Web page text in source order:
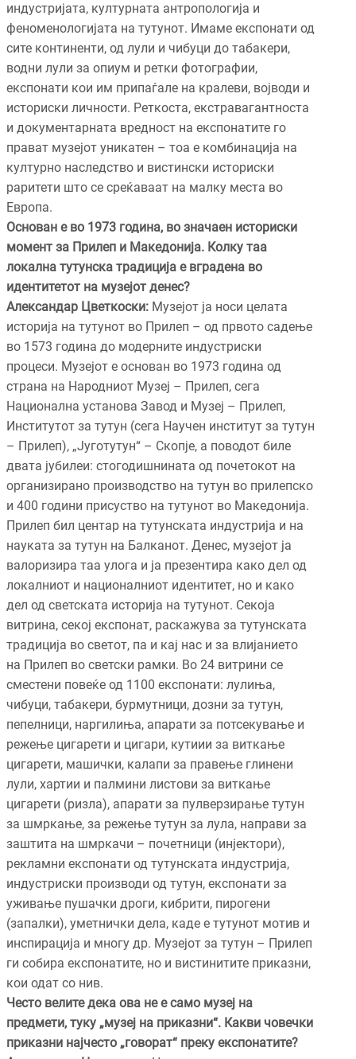
индустријата, културната антропологија и
феноменологијата на тутунот. Имаме експонати од
сите континенти, од лули и чибуци до табакери,
водни лули за опиум и ретки фотографии,
експонати кои им припаѓале на кралеви, војводи и
историски личности. Реткоста, екстравагантноста
и документарната вредност на експонатите го
прават музејот уникатен – тоа е комбинација на
културно наследство и вистински историски
раритети што се среќаваат на малку места во
Европа.
Основан е во 1973 година, во значаен историски
момент за Прилеп и Македонија. Колку таа
локална тутунска традиција е вградена во
идентитетот на музејот денес?
Александар Цветкоски: Музејот ја носи целата
историја на тутунот во Прилеп – од првото садење
во 1573 година до модерните индустриски
процеси. Музејот е основан во 1973 година од
страна на Народниот Музеј – Прилеп, сега
Национална установа Завод и Музеј – Прилеп,
Институтот за тутун (сега Научен институт за тутун
– Прилеп), „Југотутун“ – Скопје, а поводот биле
двата јубилеи: стогодишнината од почетокот на
организирано производство на тутун во прилепско
и 400 години присуство на тутунот во Македонија.
Прилеп бил центар на тутунската индустрија и на
науката за тутун на Балканот. Денес, музејот ја
валоризира таа улога и ја презентира како дел од
локалниот и националниот идентитет, но и како
дел од светската историја на тутунот. Секоја
витрина, секој експонат, раскажува за тутунската
традиција во светот, па и кај нас и за влијанието
на Прилеп во светски рамки. Во 24 витрини се
сместени повеќе од 1100 експонати: лулиња,
чибуци, табакери, бурмутници, дозни за тутун,
пепелници, наргилиња, апарати за потсекување и
режење цигарети и цигари, кутиии за виткање
цигарети, машички, калапи за правење глинени
лули, хартии и палмини листови за виткање
цигарети (ризла), апарати за пулверзирање тутун
за шмркање, за режење тутун за лула, направи за
заштита на шмркачи – почетници (инјектори),
рекламни експонати од тутунската индустрија,
индустриски производи од тутун, експонати за
уживање пушачки дроги, кибрити, пирогени
(запалки), уметнички дела, каде е тутунот мотив и
инспирација и многу др. Музејот за тутун – Прилеп
ги собира експонатите, но и вистинитите приказни,
кои одат со нив.
Често велите дека ова не е само музеј на
предмети, туку „музеј на приказни“. Какви човечки
приказни најчесто „говорат“ преку експонатите?